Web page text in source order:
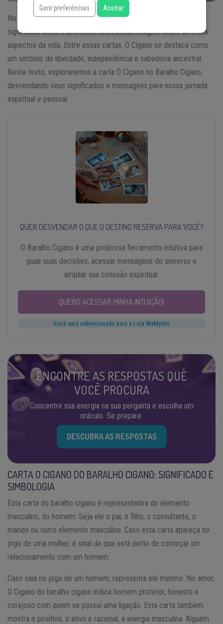
No intrigante mundo do Baralho Cigano, cada carta detém um
significado único e profundo, oferecendo insights sobre diversos
aspectos da vida. Entre essas cartas, O Cigano se destaca como
um símbolo de liberdade, independência e sabedoria ancestral.
Neste texto, exploraremos a carta O Cigano no Baralho Cigano,
desvendando seus significados e mensagens para nossa jornada
espiritual e pessoal.
QUER DESVENDAR O QUE O DESTINO RESERVA PARA VOCÊ?
O Baralho Cigano é uma poderosa ferramenta intuitiva para
guiar suas decisões, acessar mensagens do universo e
ampliar sua conexão espiritual.
QUERO ACESSAR MINHA INTUIÇÃO!
Você será redirecionado para a Loja WeMystic
ENCONTRE AS RESPOSTAS QUE
VOCÊ PROCURA
Concentre sua energia na sua pergunta e escolha um
oráculo. Se prepare.
DESCUBRA AS RESPOSTAS
CARTA O CIGANO DO BARALHO CIGANO: SIGNIFICADO E
SIMBOLOGIA
Esta carta do baralho cigano é representativa do elemento
masculino, do homem. Seja ele o pai, o filho, o consultante, o
marido ou outro elemento masculino. Caso esta carta apareça no
jogo de uma mulher, é sinal de que está perto de começar um
relacionamento com um homem.
Caso saia no jogo de um homem, representa ele mesmo. No amor,
O Cigano do baralho cigano indica homem protetor, honesto e
corajoso com quem se possui uma ligação. Esta carta também
mostra o positivo, o ativo e racional, a energia masculina. Alguém
Gerir preferências Aceitar